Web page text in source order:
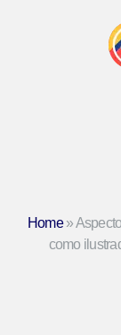
Home»
como